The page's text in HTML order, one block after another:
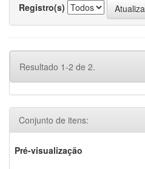
Registro(s)
Resultado 1-2 de 2.
Conjunto de itens:
Pré-visualização